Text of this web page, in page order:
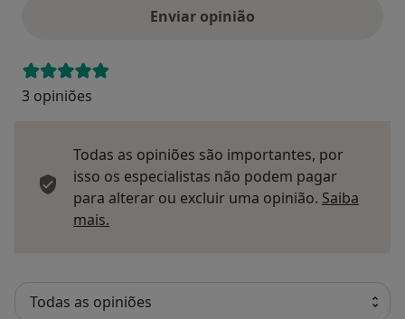
Enviar opinião
3 opiniões
Todas as opiniões são importantes, por
isso os especialistas não podem pagar
para alterar ou excluir uma opinião. Saiba
mais.